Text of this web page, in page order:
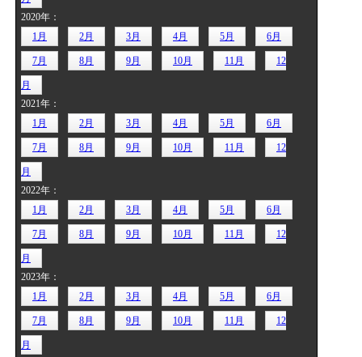
2020年：
1月
2月 3月 4月 5月 6月
7月 8月 9月 10月 11月 12
月
2021年：
1月
2月 3月 4月 5月 6月
7月 8月 9月 10月 11月 12
月
2022年：
1月
2月 3月 4月 5月 6月
7月 8月 9月 10月 11月 12
月
2023年：
1月
2月 3月 4月 5月 6月
7月 8月 9月 10月 11月 12
月